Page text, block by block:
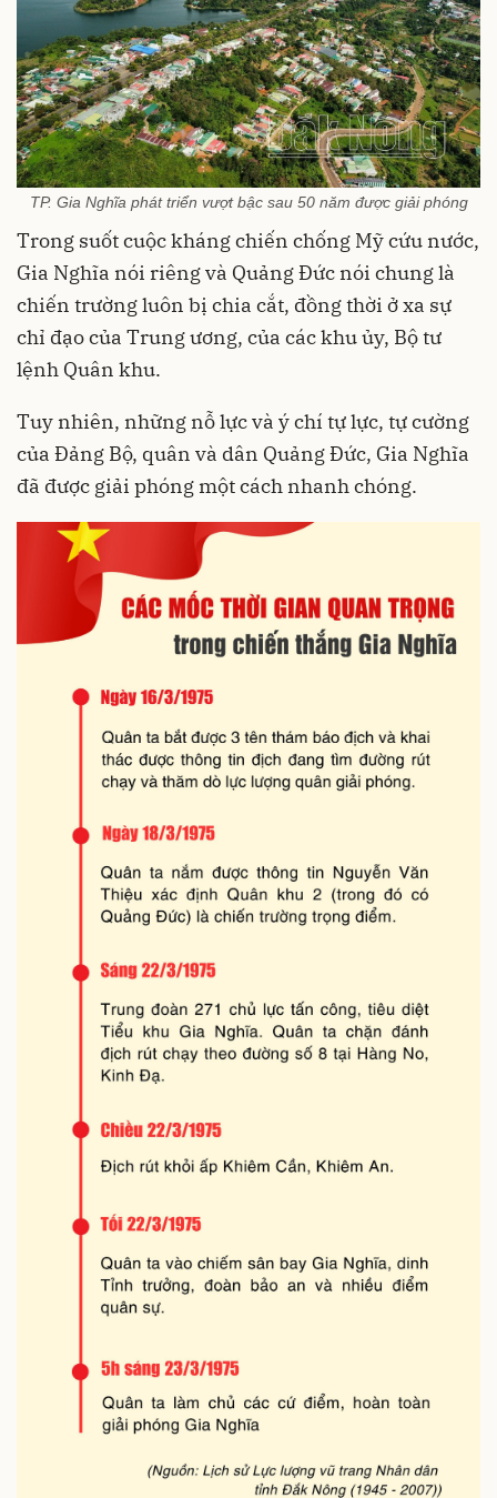
TP. Gia Nghĩa phát triển vượt bậc sau 50 năm được giải phóng
Trong suốt cuộc kháng chiến chống Mỹ cứu nước,
Gia Nghĩa nói riêng và Quảng Đức nói chung là
chiến trường luôn bị chia cắt, đồng thời ở xa sự
chỉ đạo của Trung ương, của các khu ủy, Bộ tư
lệnh Quân khu.
Tuy nhiên, những nỗ lực và ý chí tự lực, tự cường
của Đảng Bộ, quân và dân Quảng Đức, Gia Nghĩa
đã được giải phóng một cách nhanh chóng.